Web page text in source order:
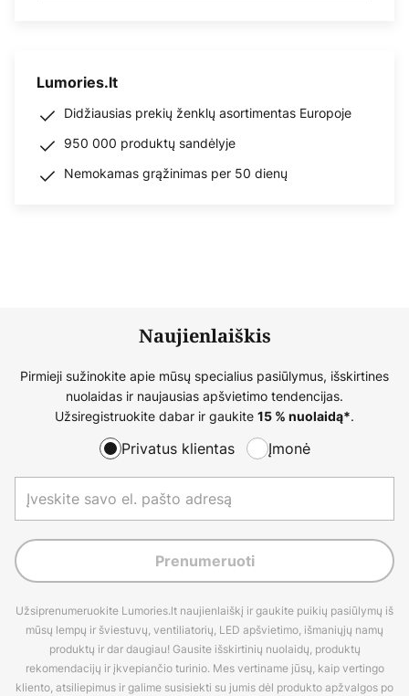
Lumories.lt
Didžiausias prekių ženklų asortimentas Europoje
950 000 produktų sandėlyje
Nemokamas grąžinimas per 50 dienų
Naujienlaiškis
Pirmieji sužinokite apie mūsų specialius pasiūlymus, išskirtines
nuolaidas ir naujausias apšvietimo tendencijas.
Užsiregistruokite dabar ir gaukite 15 % nuolaidą*.
Privatus klientas Įmonė
Prenumeruoti
Užsiprenumeruokite Lumories.lt naujienlaiškį ir gaukite puikių pasiūlymų iš
mūsų lempų ir šviestuvų, ventiliatorių, LED apšvietimo, išmaniųjų namų
produktų ir dar daugiau! Gausite išskirtinių nuolaidų, produktų
rekomendacijų ir įkvepiančio turinio. Mes vertiname jūsų, kaip vertingo
kliento, atsiliepimus ir galime susisiekti su jumis dėl produkto apžvalgos po